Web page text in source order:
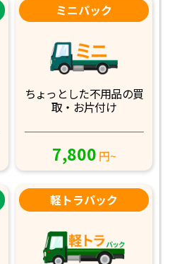
ミニパック
ちょっとした不用品の買
取・お片付け
7,800 円~
軽トラパック